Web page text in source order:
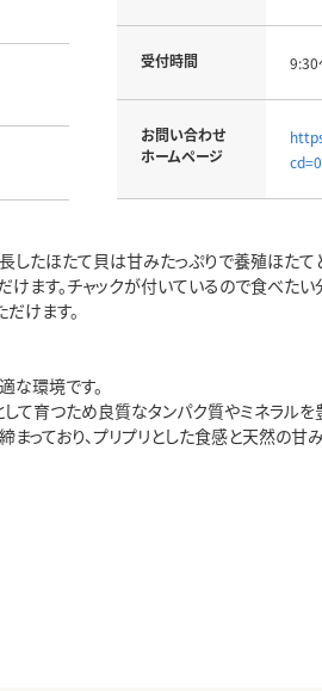
受付時間 9:30
お問い合わせ
ホームページ
したほたて貝は甘みたっぷりで養殖ほたて
ます。チャックが付いているので食べた
けます。
な環境です。
育つため良質なタンパク質やミネラルを
ており、プリプリとした食感と天然の甘